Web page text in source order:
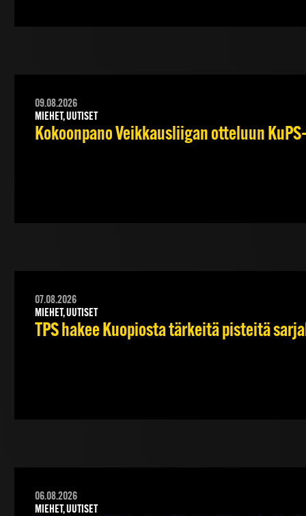
09.08.2026
MIEHET, UUTISET
Kokoonpano Veikkausliigan otteluun
07.08.2026
MIEHET, UUTISET
TPS hakee Kuopiosta tärkeitä pisteitä
06.08.2026
MIEHET, UUTISET